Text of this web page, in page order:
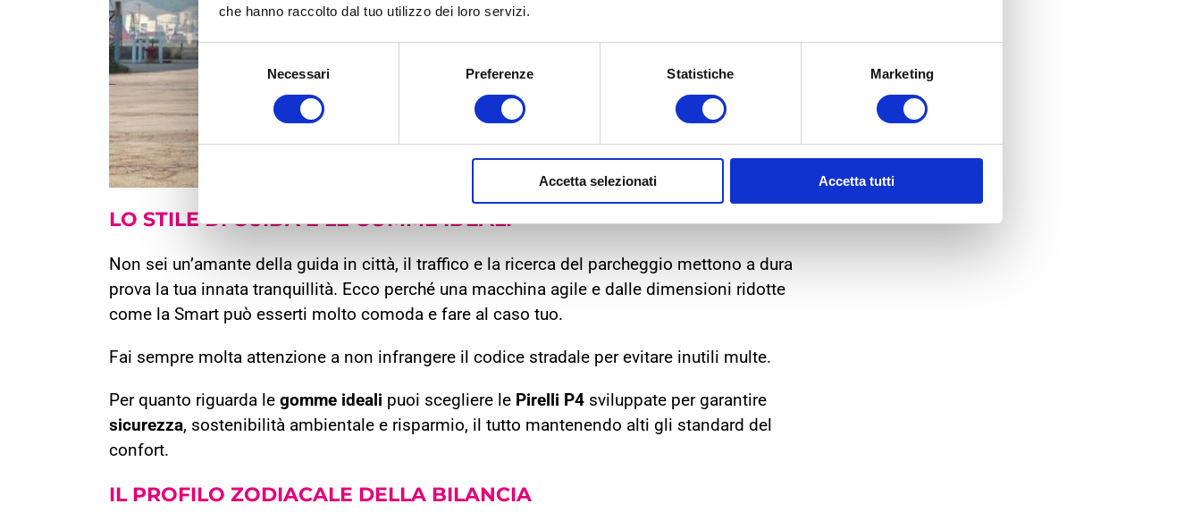
che hanno raccolto dal tuo utilizzo dei loro servizi.
Selezione
del
Necessari Preferenze Statistiche Marketing
Accetta selezionati Accetta tutti
LO STILE DIGUIDAE LEGOMMEIDEALI
Non sei un’amante della guida in città, il traffico e la ricerca del parcheggio mettono a dura
prova la tua innata tranquillità. Ecco perché una macchina agile e dalle dimensioni ridotte
come la Smart può esserti molto comoda e fare al caso tuo.
Fai sempre molta attenzione a non infrangere il codice stradale per evitare inutili multe.
Per quanto riguarda le gomme ideali puoi scegliere le Pirelli P4 sviluppate per garantire
sicurezza, sostenibilità ambientale e risparmio, il tutto mantenendo alti gli standard del
confort.
IL PROFILO ZODIACALE DELLA BILANCIA